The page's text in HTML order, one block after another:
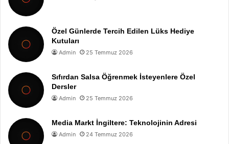
Özel Günlerde Tercih Edilen Lüks Hediye
Kutuları
Admin 25 Temmuz 2026
Sıfırdan Salsa Öğrenmek İsteyenlere Özel
Dersler
Admin 25 Temmuz 2026
Media Markt İngiltere: Teknolojinin Adresi
Admin 24 Temmuz 2026